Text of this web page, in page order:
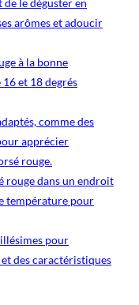
le déguster en
arômes et adoucir
à la bonne
et 18 degrés
comme des
apprécier
rouge.
rouge dans un endroit
température pour
pour
des caractéristiques